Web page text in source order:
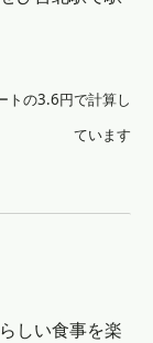
トの3.6円で計算し
ています
しい食事を楽